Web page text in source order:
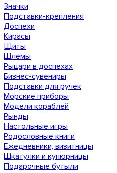
Значки
Подставки-крепления
Доспехи
Кирасы
Щиты
Шлемы
Рыцари в доспехах
Бизнес-сувениры
Подставки для ручек
Морские приборы
Модели кораблей
Рынды
Настольные игры
Родословные книги
Ежедневники, визитницы
Шкатулки и купюрницы
Подарочные бутыли